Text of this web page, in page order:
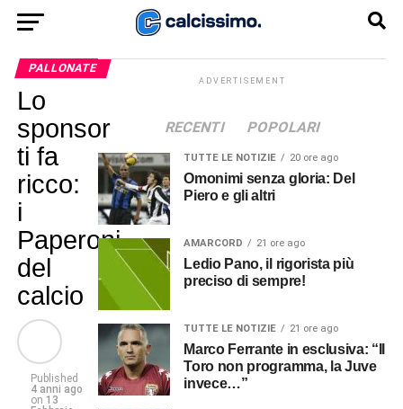
PALLONATE
Lo
sponsor
ti fa
ricco:
i
Paperoni
del
calcio
Published
4 anni ago
on 13
ADVERTISEMENT
RECENTI POPOLARI
TUTTE LE NOTIZIE 20 ore ago
Omonimi senza gloria: Del
Piero e gli altri
AMARCORD 21 ore ago
Ledio Pano, il rigorista più
preciso di sempre!
TUTTE LE NOTIZIE 21 ore ago
Marco Ferrante in esclusiva: “Il
Toro non programma, la Juve
invece…”